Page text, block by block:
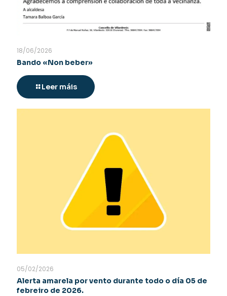
18/06/2026
Bando «Non beber»
Leer máis
05/02/2026
Alerta amarela por vento durante todo o día 05 de
febreiro de 2026.